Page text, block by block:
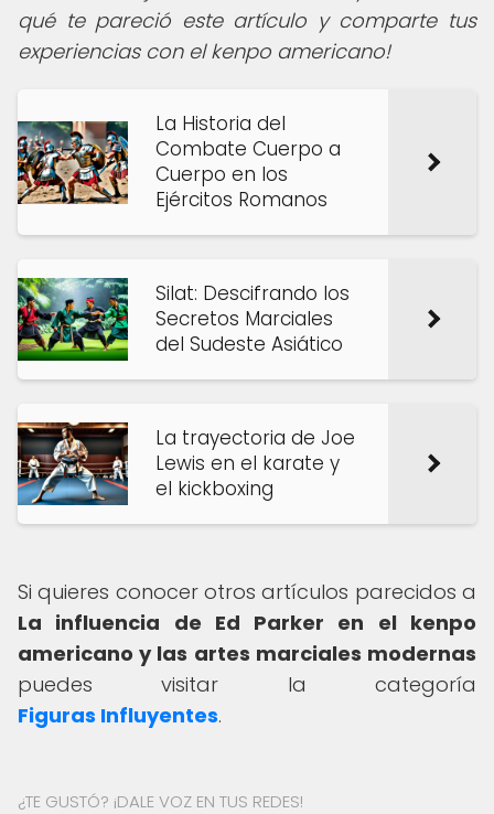
qué te pareció este artículo y comparte tus
experiencias con el kenpo americano!
La Historia del
Combate Cuerpo a
Cuerpo en los
Ejércitos Romanos
Silat: Descifrando los
Secretos Marciales
del Sudeste Asiático
La trayectoria de Joe
Lewis en el karate y
el kickboxing
Si quieres conocer otros artículos parecidos a
La influencia de Ed Parker en el kenpo
americano y las artes marciales modernas
puedes visitar la categoría
Figuras Influyentes.
¿TE GUSTÓ? ¡DALE VOZ EN TUS REDES!